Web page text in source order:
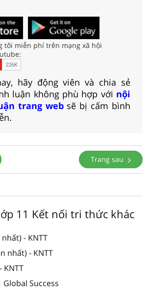
tôi miễn phí trên mạng xã hội
hãy động viên và chia sẻ
luận không phù hợp với nội
trang websẽ bị cấm bình
Trang sau
11 Kết nối tri thức khác
- KNTT
nhất) - KNTT
KNTT
Global Success